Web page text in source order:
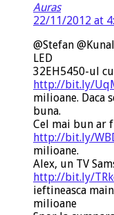
Auras
22/11/2012 at
@Stefan
LED
32EH5450-ul
http://bit.ly/
milioane. Daca
buna.
Cel mai bun ar
http://bit.ly/
milioane.
Alex, un TV
http://bit.ly/
ieftineasca
milioane